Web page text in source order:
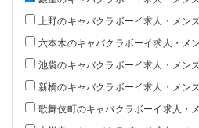
上野のキャバクラボーイ求人・メン
六本木のキャバクラボーイ求人・メ
池袋のキャバクラボーイ求人・メン
新橋のキャバクラボーイ求人・メン
歌舞伎町のキャバクラボーイ求人・